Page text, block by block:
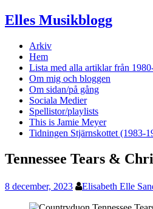
Elles Musikblogg
Arkiv
Hem
Lista med alla artiklar från
Om mig och bloggen
Om sidan/på gång
Sociala Medier
Spellistor/playlists
This is Jamie Meyer
Tidningen Stjärnskottet (1983-
Tennessee Tears &
8 december, 2023 Elisabeth Elle